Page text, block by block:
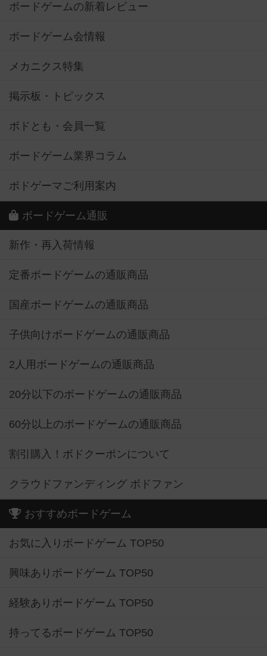
ボードゲームの新着レビュー
ボードゲーム会情報
メカニクス特集
掲示板・トピックス
ボドとも・会員一覧
ボードゲーム業界コラム
ボドゲーマご利用案内
ボードゲーム通販
新作・再入荷情報
定番ボードゲームの通販商品
国産ボードゲームの通販商品
子供向けボードゲームの通販商品
2人用ボードゲームの通販商品
20分以下のボードゲームの通販商品
60分以上のボードゲームの通販商品
割引購入！ボドクーポンについて
クラウドファンディング ボドファン
おすすめボードゲーム
お気に入りボードゲーム TOP50
興味ありボードゲーム TOP50
経験ありボードゲーム TOP50
持ってるボードゲーム TOP50